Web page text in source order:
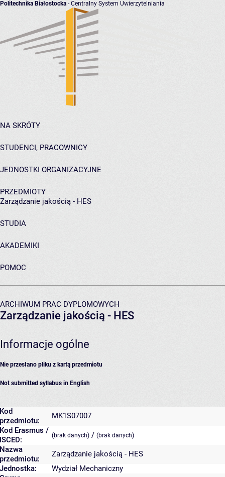
Politechnika Białostocka - Centralny System Uwierzytelniania
NA SKRÓTY
STUDENCI, PRACOWNICY
JEDNOSTKI ORGANIZACYJNE
PRZEDMIOTY
Zarządzanie jakością - HES
STUDIA
AKADEMIKI
POMOC
ARCHIWUM PRAC DYPLOMOWYCH
Zarządzanie jakością - HES
Informacje ogólne
Nie przesłano pliku z kartą przedmiotu
Not submitted syllabus in English
Kod
przedmiotu:
MK1S07007
Kod Erasmus /
ISCED:
(brak danych) / (brak danych)
Nazwa
przedmiotu:
Zarządzanie jakością - HES
Jednostka:
Wydział Mechaniczny